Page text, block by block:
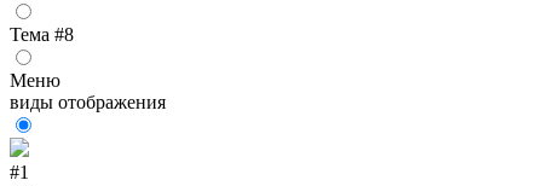
Тема #8
Меню
виды отображения
#1